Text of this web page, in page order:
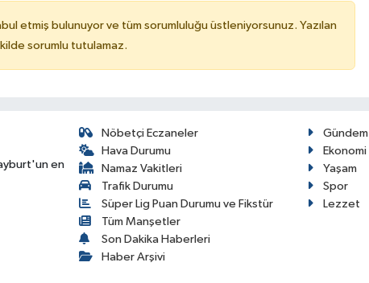
etmiş bulunuyor ve tüm sorumluluğu üstleniyorsunuz. Yazılan
sorumlu tutulamaz.
en
Nöbetçi Eczaneler
Hava Durumu
Namaz Vakitleri
Trafik Durumu
Süper Lig Puan Durumu ve Fikstür
Tüm Manşetler
Son Dakika Haberleri
Haber Arşivi
Gündem
Ekonomi
Yaşam
Spor
Lezzet